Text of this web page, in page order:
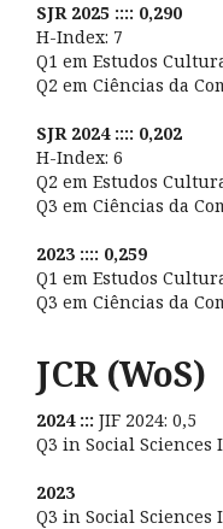
SJR 2025 :::: 0,290
H-Index: 7
Q1 em Estudos
Q2 em Ciências da
SJR 2024 :::: 0,202
H-Index: 6
Q2 em Estudos
Q3 em Ciências da
2023 :::: 0,259
Q1 em Estudos
Q3 em Ciências da
JCR (WoS)
2024 ::: JIF 2024: 0,5
Q3 in Social
2023
Q3 in Social